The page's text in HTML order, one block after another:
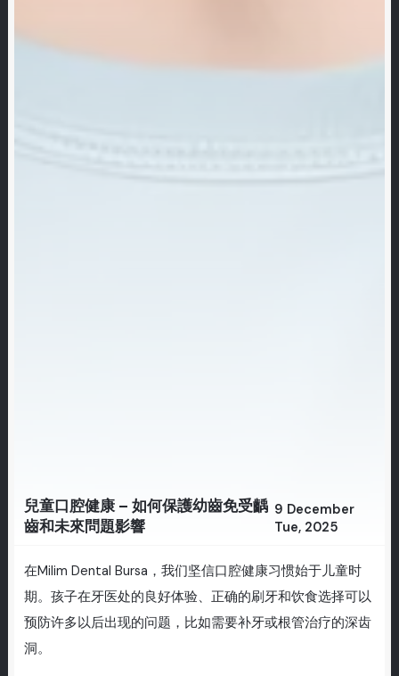
兒童口腔健康 – 如何保護幼齒免受齲
齒和未來問題影響
9 December
Tue, 2025
在Milim Dental Bursa，我们坚信口腔健康习惯始于儿童时
期。孩子在牙医处的良好体验、正确的刷牙和饮食选择可以
预防许多以后出现的问题，比如需要补牙或根管治疗的深齿
洞。